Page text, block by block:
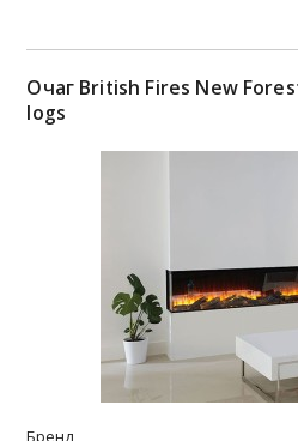
Очаг British Fires New
logs